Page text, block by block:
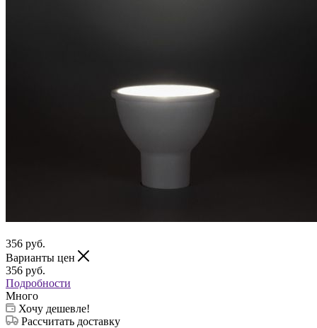
356 руб.
Варианты цен
356 руб.
Подробности
Много
Хочу дешевле!
Рассчитать доставку